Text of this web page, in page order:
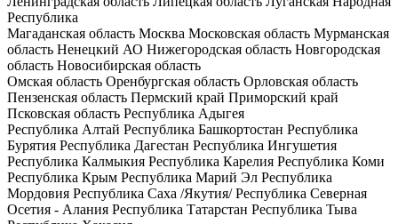
Республика
Магаданская область Москва Московская область Мурманская
область Ненецкий АО Нижегородская область Новгородская
область Новосибирская область
Омская область Оренбургская область Орловская область
Пензенская область Пермский край Приморский край
Псковская область Республика Адыгея
Республика Алтай Республика Башкортостан Республика
Бурятия Республика Дагестан Республика Ингушетия
Республика Калмыкия Республика Карелия Республика Коми
Республика Крым Республика Марий Эл Республика
Мордовия Республика Саха /Якутия/Республика Северная
Осетия - Алания Республика Татарстан Республика Тыва